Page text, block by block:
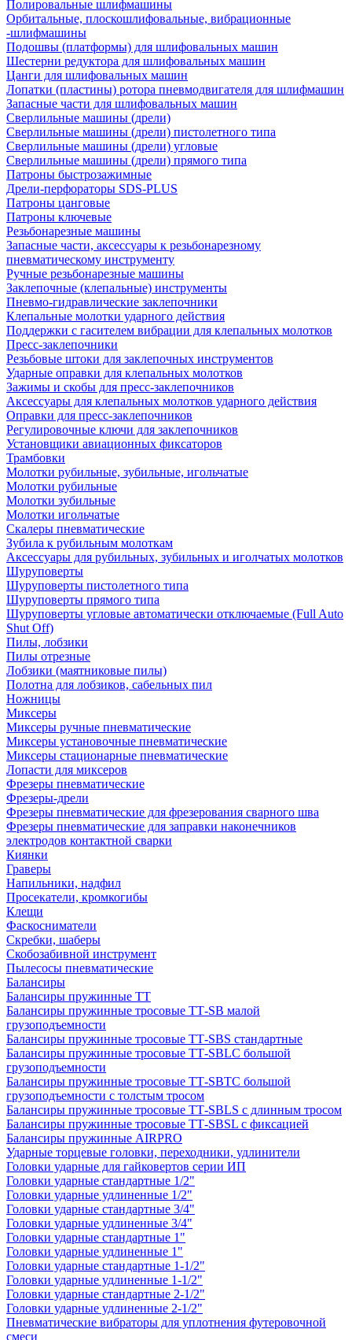
Полировальные шлифмашины
Орбитальные, плоскошлифовальные, вибрационные
-шлифмашины
Подошвы (платформы) для шлифовальных машин
Шестерни редуктора для шлифовальных машин
Цанги для шлифовальных машин
Лопатки (пластины) ротора пневмодвигателя для шлифмашин
Запасные части для шлифовальных машин
Сверлильные машины (дрели)
Сверлильные машины (дрели) пистолетного типа
Сверлильные машины (дрели) угловые
Сверлильные машины (дрели) прямого типа
Патроны быстрозажимные
Дрели-перфораторы SDS-PLUS
Патроны цанговые
Патроны ключевые
Резьбонарезные машины
Запасные части, аксессуары к резьбонарезному
пневматическому инструменту
Ручные резьбонарезные машины
Заклепочные (клепальные) инструменты
Пневмо-гидравлические заклепочники
Клепальные молотки ударного действия
Поддержки с гасителем вибрации для клепальных молотков
Пресс-заклепочники
Резьбовые штоки для заклепочных инструментов
Ударные оправки для клепальных молотков
Зажимы и скобы для пресс-заклепочников
Аксессуары для клепальных молотков ударного действия
Оправки для пресс-заклепочников
Регулировочные ключи для заклепочников
Установщики авиационных фиксаторов
Трамбовки
Молотки рубильные, зубильные, игольчатые
Молотки рубильные
Молотки зубильные
Молотки игольчатые
Скалеры пневматические
Зубила к рубильным молоткам
Аксессуары для рубильных, зубильных и иголчатых молотков
Шуруповерты
Шуруповерты пистолетного типа
Шуруповерты прямого типа
Шуруповерты угловые автоматически отключаемые (Full Auto
Shut Off)
Пилы, лобзики
Пилы отрезные
Лобзики (маятниковые пилы)
Полотна для лобзиков, сабельных пил
Ножницы
Миксеры
Миксеры ручные пневматические
Миксеры установочные пневматические
Миксеры стационарные пневматические
Лопасти для миксеров
Фрезеры пневматические
Фрезеры-дрели
Фрезеры пневматические для фрезерования сварного шва
Фрезеры пневматические для заправки наконечников
электродов контактной сварки
Киянки
Граверы
Напильники, надфил
Просекатели, кромкогибы
Клещи
Фаскосниматели
Скребки, шаберы
Скобозабивной инструмент
Пылесосы пневматические
Балансиры
Балансиры пружинные TT
Балансиры пружинные тросовые ТТ-SB малой
грузоподъемности
Балансиры пружинные тросовые ТТ-SBS стандартные
Балансиры пружинные тросовые ТТ-SBLC большой
грузоподъемности
Балансиры пружинные тросовые ТТ-SBTC большой
грузоподъемности с толстым тросом
Балансиры пружинные тросовые ТТ-SBLS с длинным тросом
Балансиры пружинные тросовые ТТ-SBSL с фиксацией
Балансиры пружинные AIRPRO
Ударные торцевые головки, переходники, удлинители
Головки ударные для гайковертов серии ИП
Головки ударные стандартные 1/2"
Головки ударные удлиненные 1/2"
Головки ударные стандартные 3/4"
Головки ударные удлиненные 3/4"
Головки ударные стандартные 1"
Головки ударные удлиненные 1"
Головки ударные стандартные 1-1/2"
Головки ударные удлиненные 1-1/2"
Головки ударные стандартные 2-1/2"
Головки ударные удлиненные 2-1/2"
Пневматические вибраторы для уплотнения футеровочной
смеси